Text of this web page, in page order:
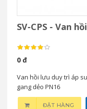
SV-CPS - Van
0 đ
Van hồi lưu duy trì áp
gang dẻo PN16
ĐẶT HÀNG